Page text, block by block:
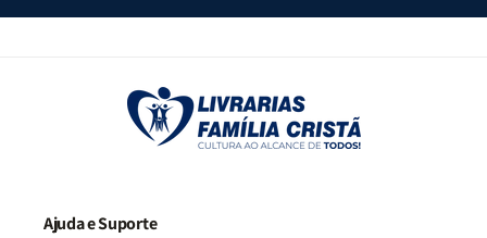
Ajuda e Suporte